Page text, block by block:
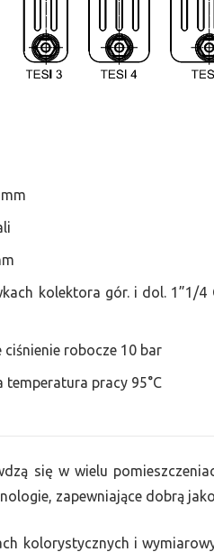
kolektora gór. i dol. 1”1/4
robocze 10 bar
pracy 95°C
się w wielu
zapewniające dobrą
kolorystycznych i